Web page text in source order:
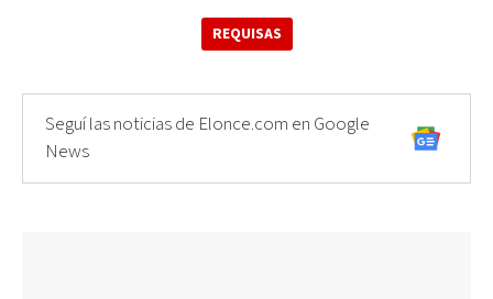
REQUISAS
Seguí las noticias de Elonce.com en Google
News